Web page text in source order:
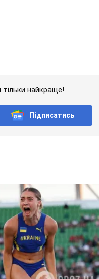
виграла
на чемпіонаті
Відео
в Орегоні
краси